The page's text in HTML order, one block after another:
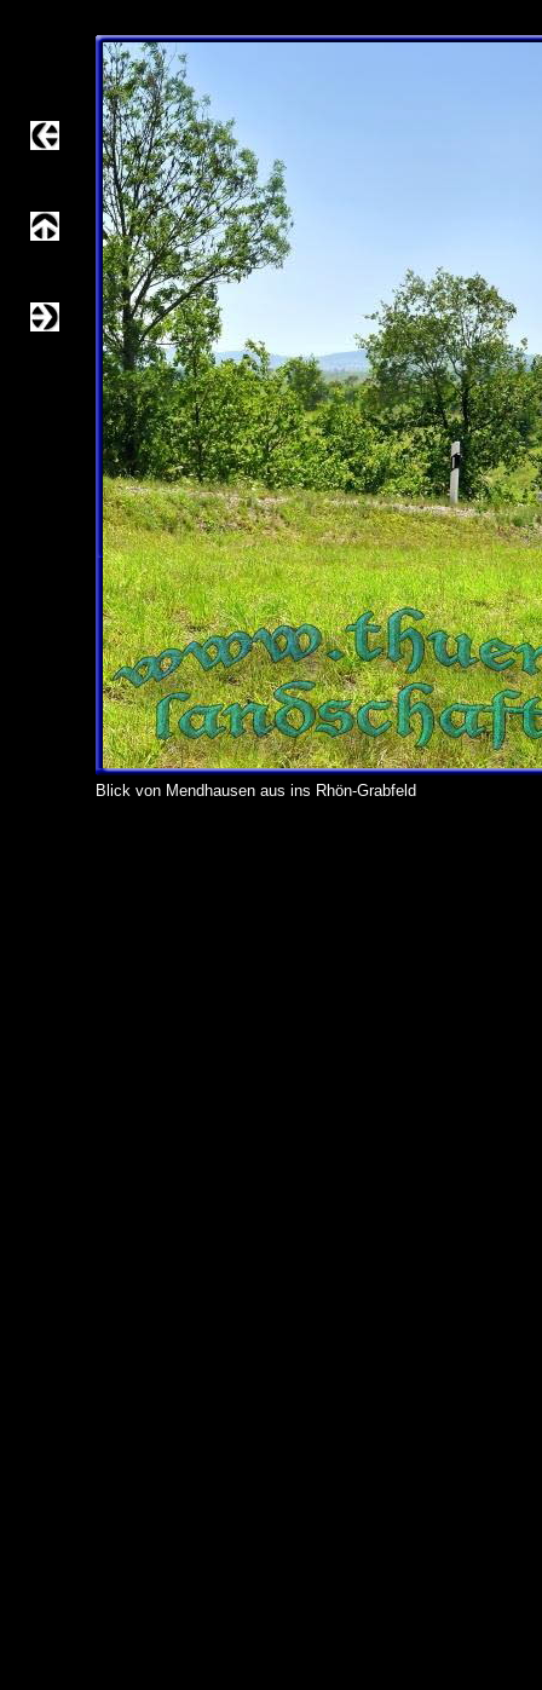
Blick von Mendhausen aus ins Rhön-Grabfeld